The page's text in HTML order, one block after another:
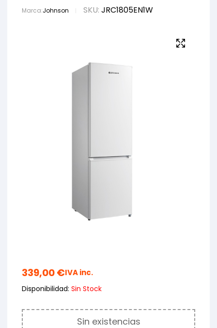
Marca:Johnson SKU: JRC1805EN1W
339,00€IVA inc.
Disponibilidad: Sin Stock
Sin existencias